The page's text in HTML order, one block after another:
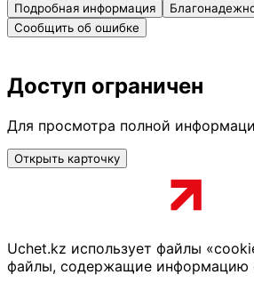
Подробная информация
Сообщить об ошибке
Доступ ограничен
Для просмотра полной
Открыть карточку
Uchet.kz использует файлы
файлы, содержащие информацию